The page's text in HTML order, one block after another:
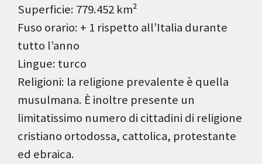
Superficie: 779.452 km²
Fuso orario: + 1 rispetto all’Italia durante
tutto l’anno
Lingue: turco
Religioni: la religione prevalente è quella
musulmana. È inoltre presente un
limitatissimo numero di cittadini di religione
cristiano ortodossa, cattolica, protestante
ed ebraica.